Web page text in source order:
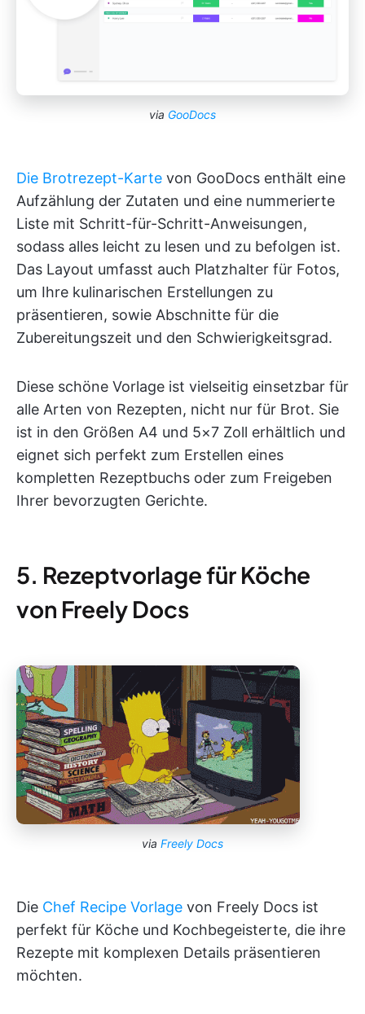
via GooDocs
Die Brotrezept-Karte von GooDocs enthält eine
Aufzählung der Zutaten und eine nummerierte
Liste mit Schritt-für-Schritt-Anweisungen,
sodass alles leicht zu lesen und zu befolgen ist.
Das Layout umfasst auch Platzhalter für Fotos,
um Ihre kulinarischen Erstellungen zu
präsentieren, sowie Abschnitte für die
Zubereitungszeit und den Schwierigkeitsgrad.
Diese schöne Vorlage ist vielseitig einsetzbar für
alle Arten von Rezepten, nicht nur für Brot. Sie
ist in den Größen A4 und 5×7 Zoll erhältlich und
eignet sich perfekt zum Erstellen eines
kompletten Rezeptbuchs oder zum Freigeben
Ihrer bevorzugten Gerichte.
5. Rezeptvorlage für Köche
von Freely Docs
via Freely Docs
Die Chef Recipe Vorlage von Freely Docs ist
perfekt für Köche und Kochbegeisterte, die ihre
Rezepte mit komplexen Details präsentieren
möchten.